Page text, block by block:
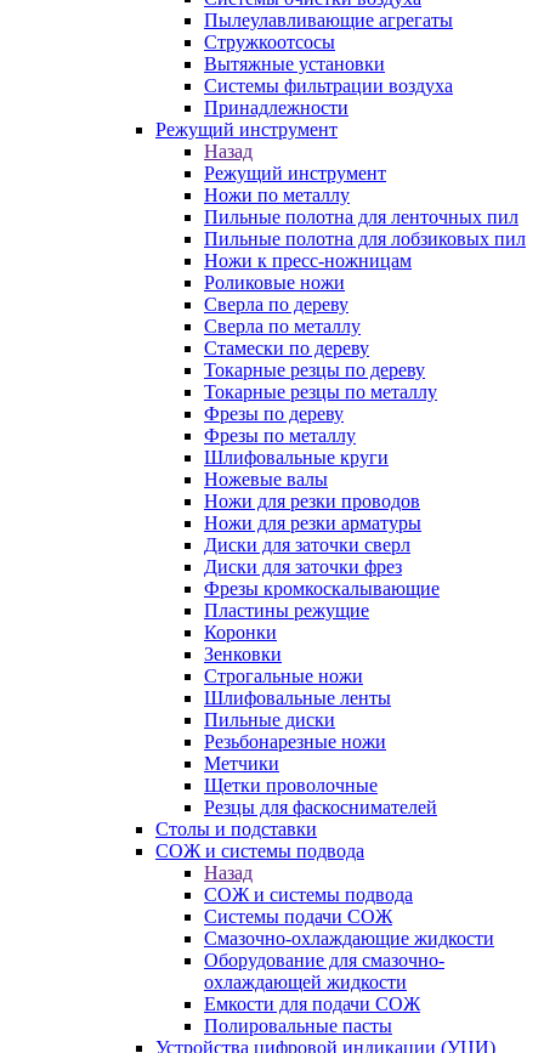
Пылеулавливающие агрегаты
Стружкоотсосы
Вытяжные установки
Системы фильтрации воздуха
Принадлежности
Режущий инструмент
Назад
Режущий инструмент
Ножи по металлу
Пильные полотна для ленточных пил
Пильные полотна для лобзиковых пил
Ножи к пресс-ножницам
Роликовые ножи
Сверла по дереву
Сверла по металлу
Стамески по дереву
Токарные резцы по дереву
Токарные резцы по металлу
Фрезы по дереву
Фрезы по металлу
Шлифовальные круги
Ножевые валы
Ножи для резки проводов
Ножи для резки арматуры
Диски для заточки сверл
Диски для заточки фрез
Фрезы кромкоскалывающие
Пластины режущие
Коронки
Зенковки
Строгальные ножи
Шлифовальные ленты
Пильные диски
Резьбонарезные ножи
Метчики
Щетки проволочные
Резцы для фаскоснимателей
Столы и подставки
СОЖ и системы подвода
Назад
СОЖ и системы подвода
Системы подачи СОЖ
Смазочно-охлаждающие жидкости
Оборудование для смазочно-
охлаждающей жидкости
Емкости для подачи СОЖ
Полировальные пасты
Устройства цифровой индикации (УЦИ)